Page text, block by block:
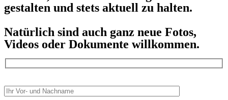
gestalten und stets aktuell zu halten.
Natürlich sind auch ganz neue Fotos,
Videos oder Dokumente willkommen.